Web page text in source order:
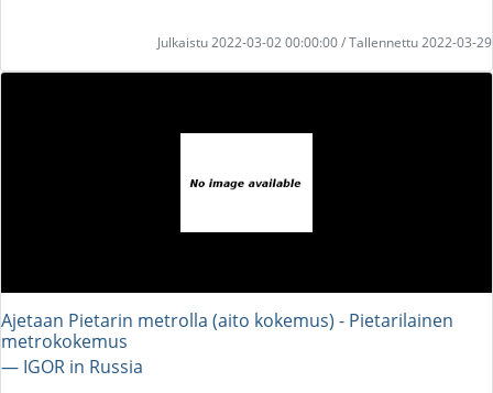
Julkaistu 2022-03-02 00:00:00 / Tallennettu 2022-03-29
Ajetaan Pietarin metrolla (aito kokemus) - Pietarilainen
metrokokemus
― IGOR in Russia